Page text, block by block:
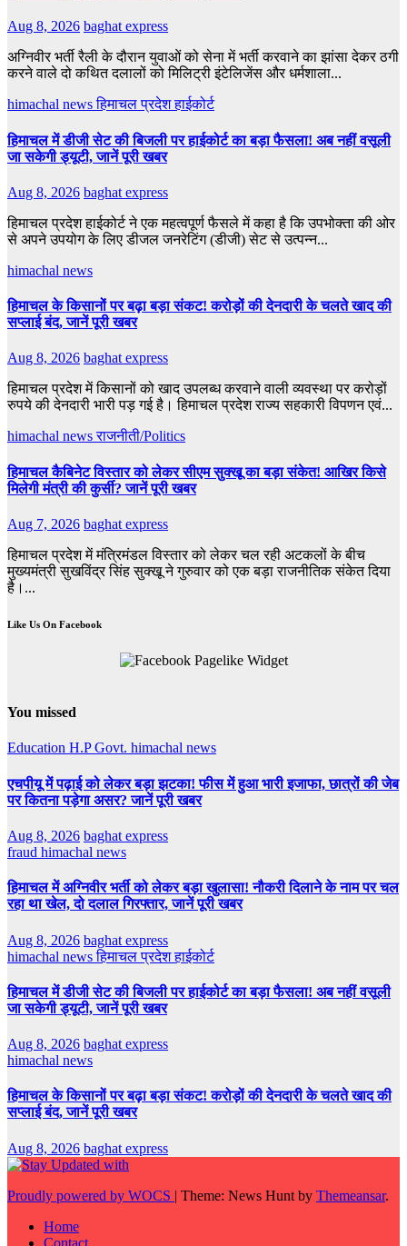
Aug 8, 2026 baghat express
अग्निवीर भर्ती रैली के दौरान युवाओं को सेना में भर्ती करवाने का झांसा देकर ठगी
करने वाले दो कथित दलालों को मिलिट्री इंटेलिजेंस और धर्मशाला...
himachal newsहिमाचल प्रदेश हाईकोर्ट
हिमाचल में डीजी सेट की बिजली पर हाईकोर्ट का बड़ा फैसला! अब नहीं वसूली
जा सकेगी ड्यूटी, जानें पूरी खबर
Aug 8, 2026 baghat express
हिमाचल प्रदेश हाईकोर्ट ने एक महत्वपूर्ण फैसले में कहा है कि उपभोक्ता की ओर
से अपने उपयोग के लिए डीजल जनरेटिंग (डीजी) सेट से उत्पन्न...
himachal news
हिमाचल के किसानों पर बढ़ा बड़ा संकट! करोड़ों की देनदारी के चलते खाद की
सप्लाई बंद, जानें पूरी खबर
Aug 8, 2026 baghat express
हिमाचल प्रदेश में किसानों को खाद उपलब्ध करवाने वाली व्यवस्था पर करोड़ों
रुपये की देनदारी भारी पड़ गई है। हिमाचल प्रदेश राज्य सहकारी विपणन एवं...
himachal newsराजनीती/Politics
हिमाचल कैबिनेट विस्तार को लेकर सीएम सुक्खू का बड़ा संकेत! आखिर किसे
मिलेगी मंत्री की कुर्सी? जानें पूरी खबर
Aug 7, 2026 baghat express
हिमाचल प्रदेश में मंत्रिमंडल विस्तार को लेकर चल रही अटकलों के बीच
मुख्यमंत्री सुखविंद्र सिंह सुक्खू ने गुरुवार को एक बड़ा राजनीतिक संकेत दिया
है।...
Like Us On Facebook
You missed
Education H.P Govt. himachal news
एचपीयू में पढ़ाई को लेकर बड़ा झटका! फीस में हुआ भारी इजाफा, छात्रों की जेब
पर कितना पड़ेगा असर? जानें पूरी खबर
Aug 8, 2026 baghat express
fraud himachal news
हिमाचल में अग्निवीर भर्ती को लेकर बड़ा खुलासा! नौकरी दिलाने के नाम पर चल
रहा था खेल, दो दलाल गिरफ्तार, जानें पूरी खबर
Aug 8, 2026 baghat express
himachal newsहिमाचल प्रदेश हाईकोर्ट
हिमाचल में डीजी सेट की बिजली पर हाईकोर्ट का बड़ा फैसला! अब नहीं वसूली
जा सकेगी ड्यूटी, जानें पूरी खबर
Aug 8, 2026 baghat express
himachal news
हिमाचल के किसानों पर बढ़ा बड़ा संकट! करोड़ों की देनदारी के चलते खाद की
सप्लाई बंद, जानें पूरी खबर
Aug 8, 2026 baghat express
Proudly powered by WOCS | Theme: News Hunt by Themeansar.
Home
Contact